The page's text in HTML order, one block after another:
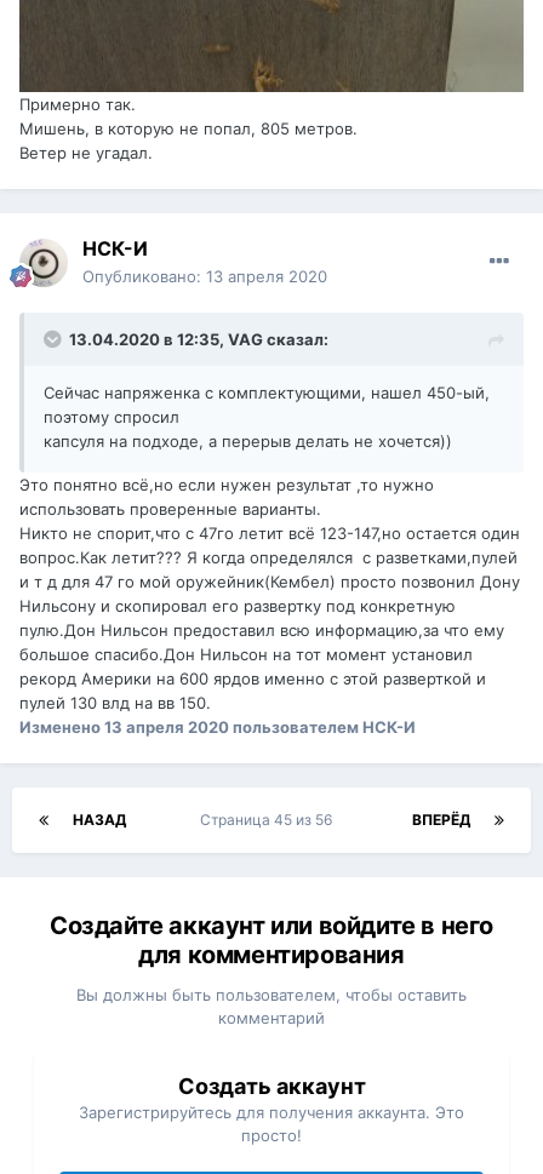
Примерно так.
Мишень, в которую не попал, 805 метров.
Ветер не угадал.
НСК-И
Опубликовано: 13 апреля 2020
13.04.2020 в 12:35, VAGсказал:
Сейчас напряженка с комплектующими, нашел 450-ый,
поэтому спросил
капсуля на подходе, а перерыв делать не хочется))
Это понятно всё,но если нужен результат ,то нужно
использовать проверенные варианты.
Никто не спорит,что с 47го летит всё 123-147,но остается один
вопрос.Как летит??? Я когда определялся с разветками,пулей
и т д для 47 го мой оружейник(Кембел) просто позвонил Дону
Нильсону и скопировал его развертку под конкретную
пулю.Дон Нильсон предоставил всю информацию,за что ему
большое спасибо.Дон Нильсон на тот момент установил
рекорд Америки на 600 ярдов именно с этой разверткой и
пулей 130 влд на вв 150.
Изменено13 апреля 2020пользователем НСК-И
НАЗАД ВПЕРЁД
Страница 45 из 56
Создайте аккаунт или войдите в него
для комментирования
Вы должны быть пользователем, чтобы оставить
комментарий
Создать аккаунт
Зарегистрируйтесь для получения аккаунта. Это
просто!